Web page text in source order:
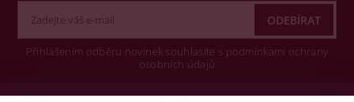
Přihlášením odběru novinek souhlasíte s podmínkami ochrany
osobních údajů